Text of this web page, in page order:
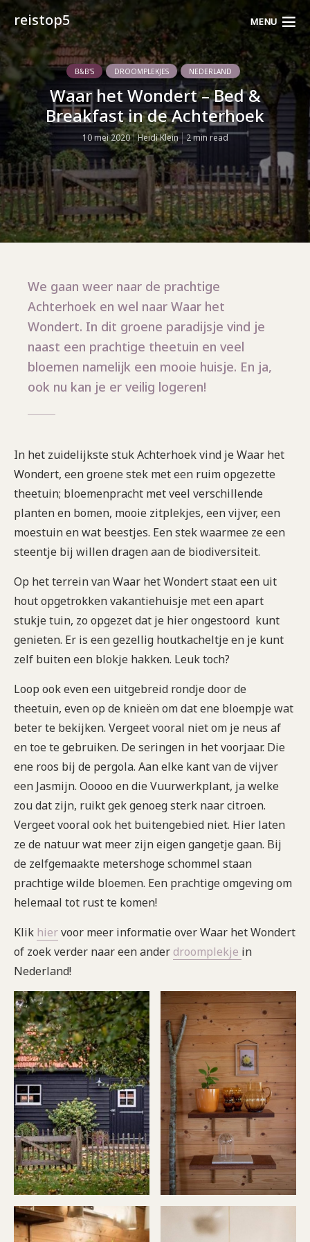
reistop5 MENU
B&B'S DROOMPLEKJES NEDERLAND
Waar het Wondert – Bed &
Breakfast in de Achterhoek
10 mei 2020 Heidi Klein 2 min read
We gaan weer naar de prachtige
Achterhoek en wel naar Waar het
Wondert. In dit groene paradijsje vind je
naast een prachtige theetuin en veel
bloemen namelijk een mooie huisje. En ja,
ook nu kan je er veilig logeren!
In het zuidelijkste stuk Achterhoek vind je Waar het
Wondert, een groene stek met een ruim opgezette
theetuin; bloemenpracht met veel verschillende
planten en bomen, mooie zitplekjes, een vijver, een
moestuin en wat beestjes. Een stek waarmee ze een
steentje bij willen dragen aan de biodiversiteit.
Op het terrein van Waar het Wondert staat een uit
hout opgetrokken vakantiehuisje met een apart
stukje tuin, zo opgezet dat je hier ongestoord kunt
genieten. Er is een gezellig houtkacheltje en je kunt
zelf buiten een blokje hakken. Leuk toch?
Loop ook even een uitgebreid rondje door de
theetuin, even op de knieën om dat ene bloempje wat
beter te bekijken. Vergeet vooral niet om je neus af
en toe te gebruiken. De seringen in het voorjaar. Die
ene roos bij de pergola. Aan elke kant van de vijver
een Jasmijn. Ooooo en die Vuurwerkplant, ja welke
zou dat zijn, ruikt gek genoeg sterk naar citroen.
Vergeet vooral ook het buitengebied niet. Hier laten
ze de natuur wat meer zijn eigen gangetje gaan. Bij
de zelfgemaakte metershoge schommel staan
prachtige wilde bloemen. Een prachtige omgeving om
helemaal tot rust te komen!
Klik hiervoor meer informatie over Waar het Wondert
of zoek verder naar een anderdroomplekje in
Nederland!